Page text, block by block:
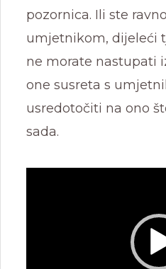
pozornica. Ili ste
umjetnikom, dijeleći
ne morate nastupati
one susreta s
usredotočiti na ono
sada.